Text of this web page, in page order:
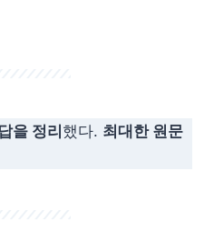
을 정리 했다. 최대한 원문